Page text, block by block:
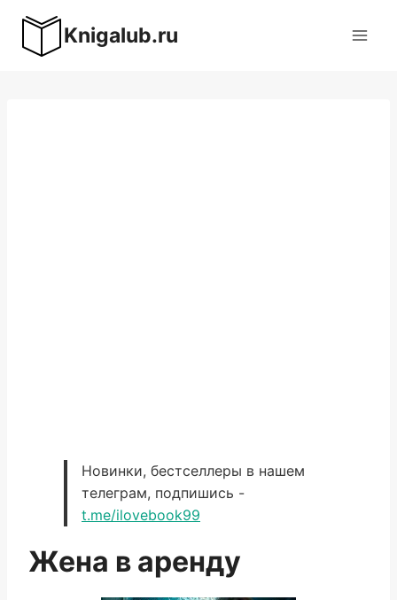
содержимому
Knigalub.ru
Новинки, бестселлеры в нашем
телеграм, подпишись -
t.me/ilovebook99
Жена в аренду